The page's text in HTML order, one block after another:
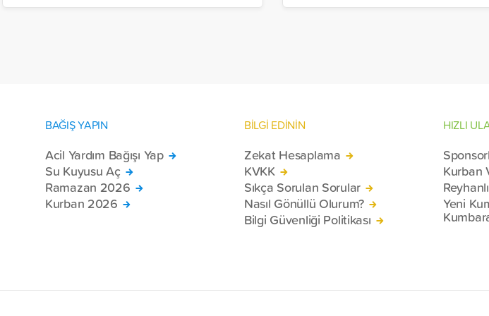
Halep, Hama, Humus ve İdlib
tırı daha ülkeye uğurladı.
BAĞIŞ YAPIN
Acil Yardım Bağışı Yap
Su Kuyusu Aç
Ramazan 2026
Kurban 2026
BİLGİ EDİNİN
Zekat Hesaplama
KVKK
Sıkça Sorulan Sorular
Nasıl Gönüllü Olurum?
Bilgi Güvenliği Politikası
HIZLI
Kurban
Yeni